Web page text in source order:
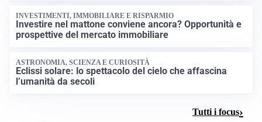
INVESTIMENTI, IMMOBILIARE E RISPARMIO
Investire nel mattone conviene ancora? Opportunità e
prospettive del mercato immobiliare
ASTRONOMIA, SCIENZA E CURIOSITÀ
Eclissi solare: lo spettacolo del cielo che affascina
l’umanità da secoli
Tutti i focus